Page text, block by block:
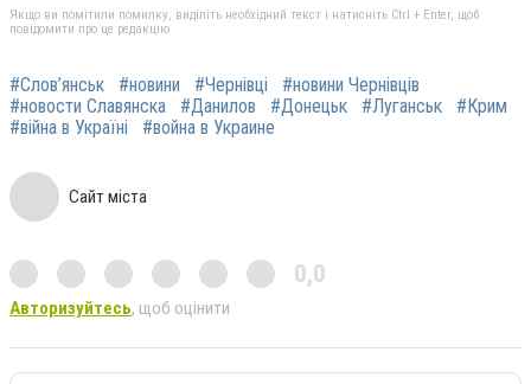
Якщо ви помітили помилку, виділіть необхідний текст і натисніть Ctrl + Enter, щоб
повідомити про це редакцію
#Слов’янськ #новини #Чернівці
#новини Чернівців
#новости Славянска
#Данилов #Донецьк #Луганськ
#Крим
#війна в Україні
#война в Украине
Сайт міста
0,0
Авторизуйтесь, щоб оцінити